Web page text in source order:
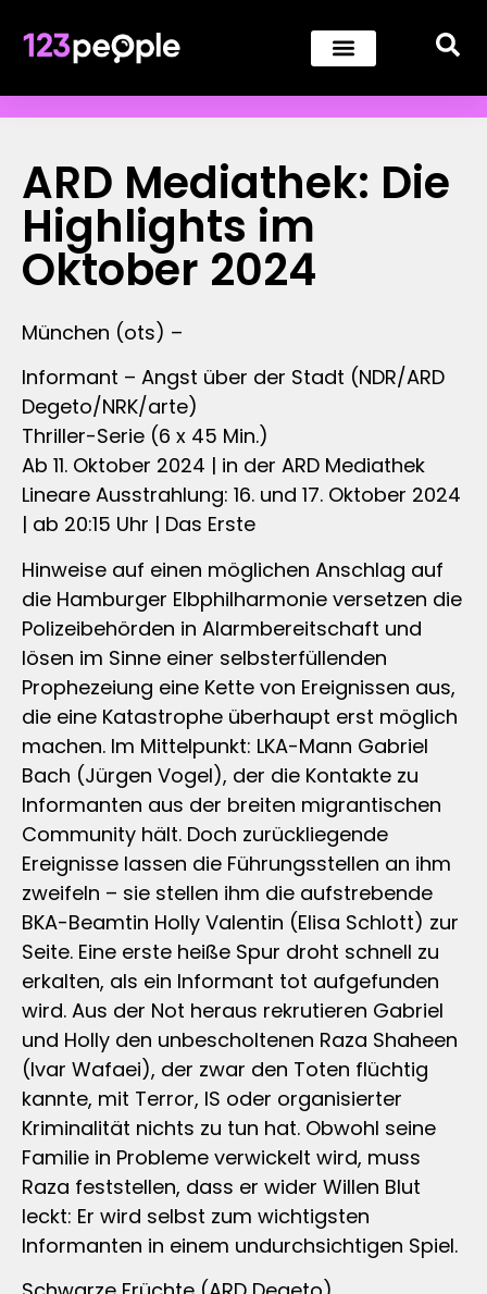
ARD Mediathek: Die
Highlights im
Oktober 2024
München (ots) –
Informant – Angst über der Stadt (NDR/ARD
Degeto/NRK/arte)
Thriller-Serie (6 x 45 Min.)
Ab 11. Oktober 2024 | in der ARD Mediathek
Lineare Ausstrahlung: 16. und 17. Oktober 2024
| ab 20:15 Uhr | Das Erste
Hinweise auf einen möglichen Anschlag auf
die Hamburger Elbphilharmonie versetzen die
Polizeibehörden in Alarmbereitschaft und
lösen im Sinne einer selbsterfüllenden
Prophezeiung eine Kette von Ereignissen aus,
die eine Katastrophe überhaupt erst möglich
machen. Im Mittelpunkt: LKA-Mann Gabriel
Bach (Jürgen Vogel), der die Kontakte zu
Informanten aus der breiten migrantischen
Community hält. Doch zurückliegende
Ereignisse lassen die Führungsstellen an ihm
zweifeln – sie stellen ihm die aufstrebende
BKA-Beamtin Holly Valentin (Elisa Schlott) zur
Seite. Eine erste heiße Spur droht schnell zu
erkalten, als ein Informant tot aufgefunden
wird. Aus der Not heraus rekrutieren Gabriel
und Holly den unbescholtenen Raza Shaheen
(Ivar Wafaei), der zwar den Toten flüchtig
kannte, mit Terror, IS oder organisierter
Kriminalität nichts zu tun hat. Obwohl seine
Familie in Probleme verwickelt wird, muss
Raza feststellen, dass er wider Willen Blut
leckt: Er wird selbst zum wichtigsten
Informanten in einem undurchsichtigen Spiel.